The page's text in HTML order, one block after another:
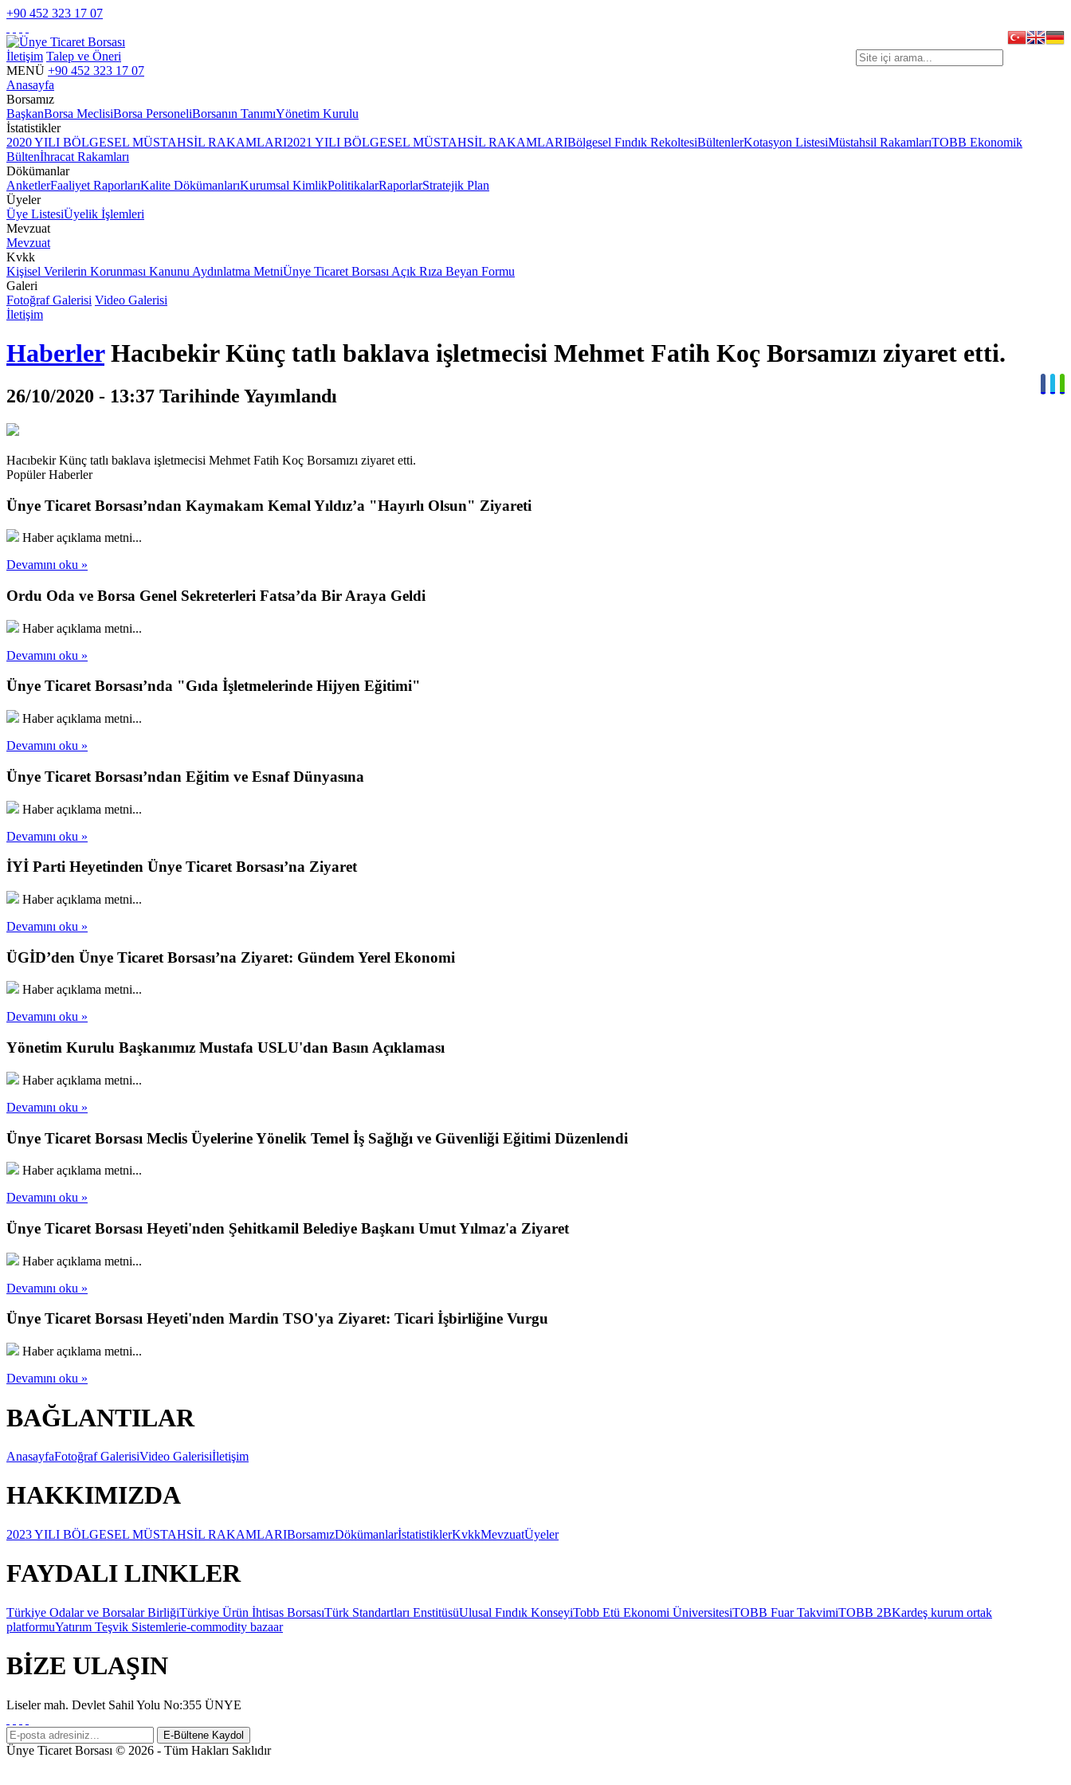
+90 452 323 17 07
İletişim Talep ve Öneri
MENÜ +90 452 323 17 07
Anasayfa
Borsamız
BaşkanBorsa MeclisiBorsa PersoneliBorsanın TanımıYönetim Kurulu
İstatistikler
2020 YILI BÖLGESEL MÜSTAHSİL RAKAMLARI2021 YILI BÖLGESEL MÜSTAHSİL RAKAMLARIBölgesel Fındık RekoltesiBültenlerKotasyon ListesiMüstahsil RakamlarıTOBB Ekonomik
Bültenİhracat Rakamları
Dökümanlar
AnketlerFaaliyet RaporlarıKalite DökümanlarıKurumsal KimlikPolitikalarRaporlarStratejik Plan
Üyeler
Üye ListesiÜyelik İşlemleri
Mevzuat
Mevzuat
Kvkk
Kişisel Verilerin Korunması Kanunu Aydınlatma MetniÜnye Ticaret Borsası Açık Rıza Beyan Formu
Galeri
Fotoğraf Galerisi Video Galerisi
İletişim
HaberlerHacıbekir Künç tatlı baklava işletmecisi Mehmet Fatih Koç Borsamızı ziyaret etti.
26/10/2020 - 13:37 Tarihinde Yayımlandı
Hacıbekir Künç tatlı baklava işletmecisi Mehmet Fatih Koç Borsamızı ziyaret etti.
Popüler Haberler
Ünye Ticaret Borsası’ndan Kaymakam Kemal Yıldız’a "Hayırlı Olsun" Ziyareti
Haber açıklama metni...
Devamını oku »
Ordu Oda ve Borsa Genel Sekreterleri Fatsa’da Bir Araya Geldi
Haber açıklama metni...
Devamını oku »
Ünye Ticaret Borsası’nda "Gıda İşletmelerinde Hijyen Eğitimi"
Haber açıklama metni...
Devamını oku »
Ünye Ticaret Borsası’ndan Eğitim ve Esnaf Dünyasına
Haber açıklama metni...
Devamını oku »
İYİ Parti Heyetinden Ünye Ticaret Borsası’na Ziyaret
Haber açıklama metni...
Devamını oku »
ÜGİD’den Ünye Ticaret Borsası’na Ziyaret: Gündem Yerel Ekonomi
Haber açıklama metni...
Devamını oku »
Yönetim Kurulu Başkanımız Mustafa USLU'dan Basın Açıklaması
Haber açıklama metni...
Devamını oku »
Ünye Ticaret Borsası Meclis Üyelerine Yönelik Temel İş Sağlığı ve Güvenliği Eğitimi Düzenlendi
Haber açıklama metni...
Devamını oku »
Ünye Ticaret Borsası Heyeti'nden Şehitkamil Belediye Başkanı Umut Yılmaz'a Ziyaret
Haber açıklama metni...
Devamını oku »
Ünye Ticaret Borsası Heyeti'nden Mardin TSO'ya Ziyaret: Ticari İşbirliğine Vurgu
Haber açıklama metni...
Devamını oku »
BAĞLANTILAR
AnasayfaFotoğraf GalerisiVideo Galerisiİletişim
HAKKIMIZDA
2023 YILI BÖLGESEL MÜSTAHSİL RAKAMLARIBorsamızDökümanlarİstatistiklerKvkkMevzuatÜyeler
FAYDALI LINKLER
Türkiye Odalar ve Borsalar BirliğiTürkiye Ürün İhtisas BorsasıTürk Standartları EnstitüsüUlusal Fındık KonseyiTobb Etü Ekonomi ÜniversitesiTOBB Fuar TakvimiTOBB 2BKardeş kurum ortak
platformuYatırım Teşvik Sistemlerie-commodity bazaar
BİZE ULAŞIN
Liseler mah. Devlet Sahil Yolu No:355 ÜNYE
Ünye Ticaret Borsası © 2026 - Tüm Hakları Saklıdır